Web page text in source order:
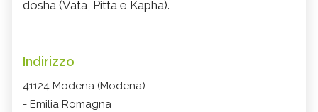
dosha (Vata, Pitta e Kapha).
Indirizzo
41124 Modena (Modena)
- Emilia Romagna